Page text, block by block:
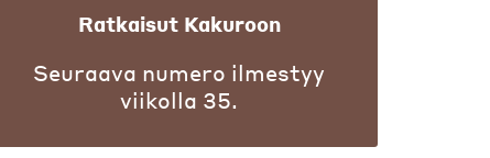
Ratkaisut Kakuroon
Seuraava numero ilmestyy
viikolla 35.